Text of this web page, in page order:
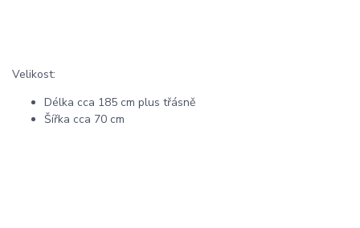
Velikost:
Délka cca 185 cm plus třásně
Šířka cca 70 cm